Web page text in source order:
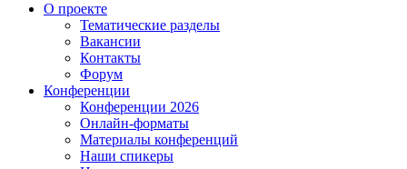
О проекте
Тематические разделы
Вакансии
Контакты
Форум
Конференции
Конференции 2026
Онлайн-форматы
Материалы конференций
Наши спикеры